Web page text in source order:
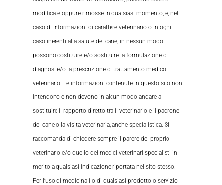
modificate oppure rimosse in qualsiasi momento, e, nel
caso di informazioni di carattere veterinario o in ogni
caso inerenti alla salute del cane, in nessun modo
possono costituire e/o sostituire la formulazione di
diagnosi e/o la prescrizione di trattamento medico
veterinario. Le informazioni contenute in questo sito non
intendono e non devono in alcun modo andare a
sostituire il rapporto diretto tra il veterinario e il padrone
del cane o la visita veterinaria, anche specialistica. Si
raccomanda di chiedere sempre il parere del proprio
veterinario e/o quello dei medici veterinari specialisti in
merito a qualsiasi indicazione riportata nel sito stesso.
Per l’uso di medicinali o di qualsiasi prodotto o servizio